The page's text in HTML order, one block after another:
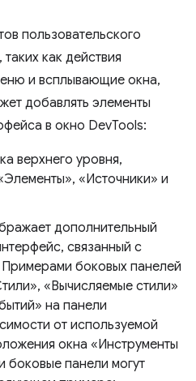
пользовательского
как действия
и всплывающие окна,
добавлять элементы
в окно DevTools:
верхнего уровня,
«Источники» и
дополнительный
связанный с
боковых панелей
«Вычисляемые стили»
на панели
от используемой
окна «Инструменты
боковые панели могут